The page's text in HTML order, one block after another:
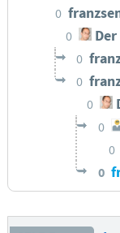
0
0
0
0
0
0
0
0